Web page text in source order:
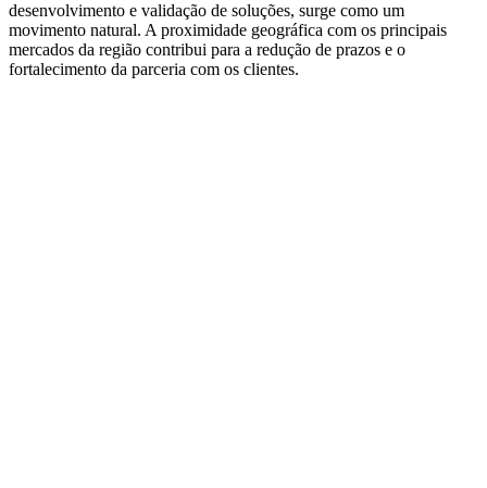
desenvolvimento e validação de soluções, surge como um
movimento natural. A proximidade geográfica com os principais
mercados da região contribui para a redução de prazos e o
fortalecimento da parceria com os clientes.